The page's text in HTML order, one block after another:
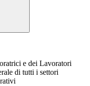
e dei Lavoratori
di tutti i settori